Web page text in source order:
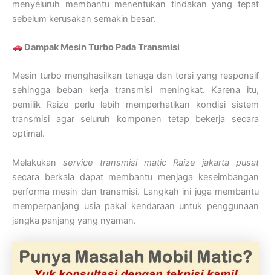
menyeluruh membantu menentukan tindakan yang tepat
sebelum kerusakan semakin besar.
Dampak Mesin Turbo Pada Transmisi
Mesin turbo menghasilkan tenaga dan torsi yang responsif
sehingga beban kerja transmisi meningkat. Karena itu,
pemilik Raize perlu lebih memperhatikan kondisi sistem
transmisi agar seluruh komponen tetap bekerja secara
optimal.
Melakukan service transmisi matic Raize jakarta pusat
secara berkala dapat membantu menjaga keseimbangan
performa mesin dan transmisi. Langkah ini juga membantu
memperpanjang usia pakai kendaraan untuk penggunaan
jangka panjang yang nyaman.